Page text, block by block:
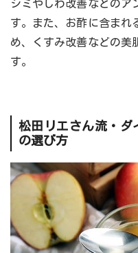
シミやしわ改善などのア
す。また、お酢に含まれ
め、くすみ改善などの美
す。
松田リエさん流・ダ
の選び方